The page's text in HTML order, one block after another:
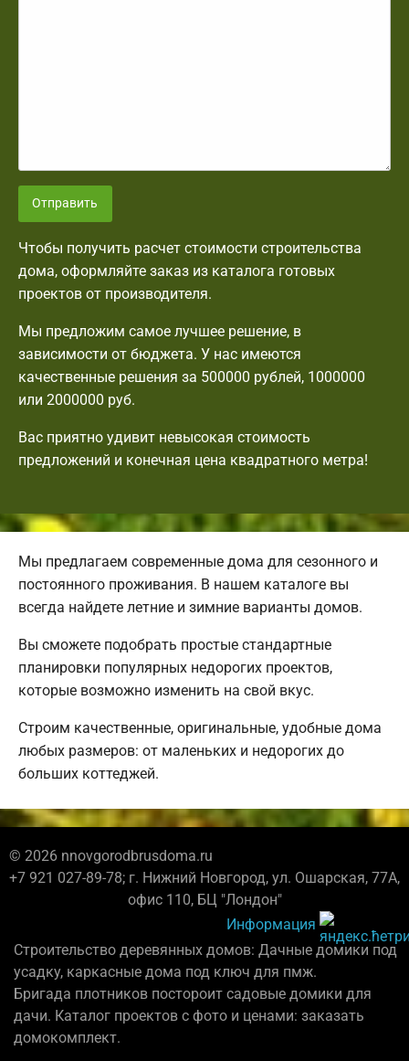
Отправить
Чтобы получить расчет стоимости строительства
дома, оформляйте заказ из каталога готовых
проектов от производителя.
Мы предложим самое лучшее решение, в
зависимости от бюджета. У нас имеются
качественные решения за 500000 рублей, 1000000
или 2000000 руб.
Вас приятно удивит невысокая стоимость
предложений и конечная цена квадратного метра!
Мы предлагаем современные дома для сезонного и
постоянного проживания. В нашем каталоге вы
всегда найдете летние и зимние варианты домов.
Вы сможете подобрать простые стандартные
планировки популярных недорогих проектов,
которые возможно изменить на свой вкус.
Строим качественные, оригинальные, удобные дома
любых размеров: от маленьких и недорогих до
больших коттеджей.
© 2026 nnovgorodbrusdoma.ru
+7 921 027-89-78; г. Нижний Новгород, ул. Ошарская, 77А,
офис 110, БЦ "Лондон"
Информация
Строительство деревянных домов: Дачные домики под
усадку, каркасные дома под ключ для пмж.
Бригада плотников постороит садовые домики для
дачи. Каталог проектов с фото и ценами: заказать
домокомплект.